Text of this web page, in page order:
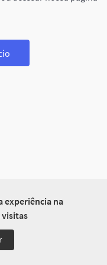
experiência na
visitas